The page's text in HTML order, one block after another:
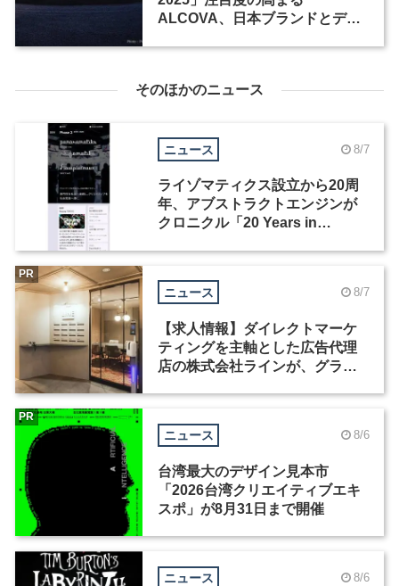
ALCOVA、日本ブランドとデザ
そのほかのニュース
ニュース 8/7
ライゾマティクス設立から20周
年、アブストラクトエンジンが
クロニクル「20 Years in
ニュース 8/7
【求人情報】ダイレクトマーケ
ティングを主軸とした広告代理
店の株式会社ラインが、グラフ
PR
ニュース 8/6
台湾最大のデザイン見本市
「2026台湾クリエイティブエキ
スポ」が8月31日まで開催
PR
ニュース 8/6